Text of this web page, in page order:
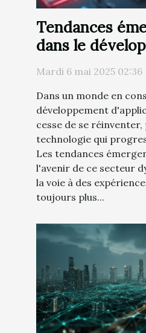
Tendances
dans le
d'applications
Mardi 6 mai 2025 02:36
Dans un monde en
développement
cesse de se réinventer,
technologie qui
Les tendances
l'avenir de ce secteur
la voie à des
toujours plus...